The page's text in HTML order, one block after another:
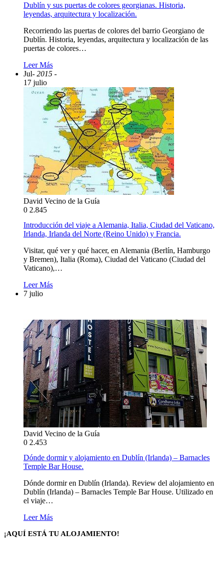
Dublín y sus puertas de colores georgianas. Historia,
leyendas, arquitectura y localización.
Recorriendo las puertas de colores del barrio Georgiano de
Dublín. Historia, leyendas, arquitectura y localización de las
puertas de colores…
Leer Más
Jul- 2015 -
17 julio
David Vecino de la Guía
0 2.845
Introducción del viaje a Alemania, Italia, Ciudad del Vaticano,
Irlanda, Irlanda del Norte (Reino Unido) y Francia.
Visitar, qué ver y qué hacer, en Alemania (Berlín, Hamburgo
y Bremen), Italia (Roma), Ciudad del Vaticano (Ciudad del
Vaticano),…
Leer Más
7 julio
David Vecino de la Guía
0 2.453
Dónde dormir y alojamiento en Dublín (Irlanda) – Barnacles
Temple Bar House.
Dónde dormir en Dublín (Irlanda). Review del alojamiento en
Dublín (Irlanda) – Barnacles Temple Bar House. Utilizado en
el viaje…
Leer Más
¡AQUÍ ESTÁ TU ALOJAMIENTO!